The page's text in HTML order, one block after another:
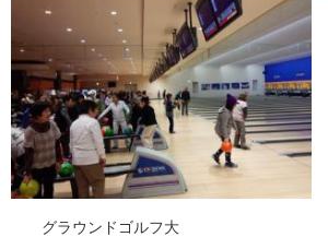
グラウンドゴルフ大